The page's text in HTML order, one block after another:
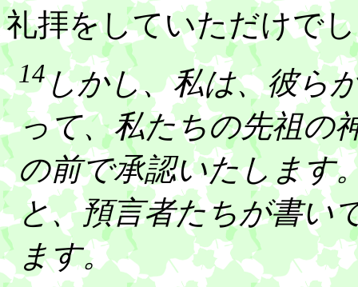
礼拝をしていただけで
14しかし、私は、彼ら
って、私たちの先祖の
の前で承認いたします
と、預言者たちが書い
ます。